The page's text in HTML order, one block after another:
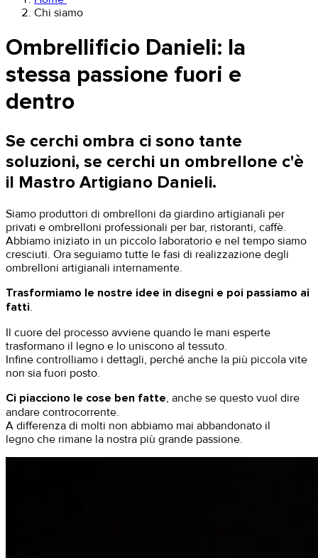
Chi siamo
Ombrellificio Danieli: la
stessa passione fuori e
dentro
Se cerchi ombra ci sono tante
soluzioni, ​se cerchi un ombrellone c'è
il Mastro Artigiano Danieli.
Siamo produttori di ombrelloni da giardino artigianali per
privati e ombrelloni professionali per bar, ristoranti, caffè.
Abbiamo iniziato in un piccolo laboratorio e nel tempo siamo
cresciuti. Ora seguiamo tutte le fasi di realizzazione degli
ombrelloni artigianali internamente.
Trasformiamo le nostre idee in disegni e poi passiamo ai
fatti
Il cuore del processo avviene quando le mani esperte
trasformano il legno e lo uniscono al tessuto.
Infine controlliamo i dettagli, perché anche la più piccola vite
non sia fuori posto.
Ci piacciono le cose ben fatte , anche se questo vuol dire
andare controcorrente.
A differenza di molti non abbiamo mai abbandonato il
legno che rimane la nostra più grande passione.